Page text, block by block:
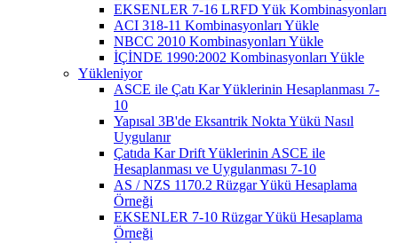
EKSENLER 7-16 LRFD Yük Kombinasyonları
ACI 318-11 Kombinasyonları Yükle
NBCC 2010 Kombinasyonları Yükle
İÇİNDE 1990:2002 Kombinasyonları Yükle
Yükleniyor
ASCE ile Çatı Kar Yüklerinin Hesaplanması 7-
10
Yapısal 3B'de Eksantrik Nokta Yükü Nasıl
Uygulanır
Çatıda Kar Drift Yüklerinin ASCE ile
Hesaplanması ve Uygulanması 7-10
AS / NZS 1170.2 Rüzgar Yükü Hesaplama
Örneği
EKSENLER 7-10 Rüzgar Yükü Hesaplama
Örneği